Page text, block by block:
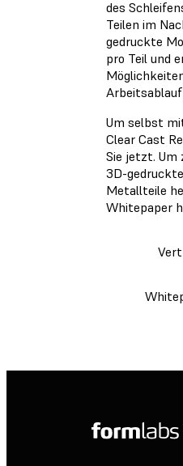
des
Teilen im
gedruckte
pro Teil und
Um selbst
Clear Cast
Sie jetzt. Um
3D-
Metallteile
Whitepaper